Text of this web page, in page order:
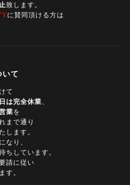
致します。
に賛同頂ける方は
いて
て
は完全休業、
業を
まで通り
します。
なり、
ちしています。
請に従い
す。